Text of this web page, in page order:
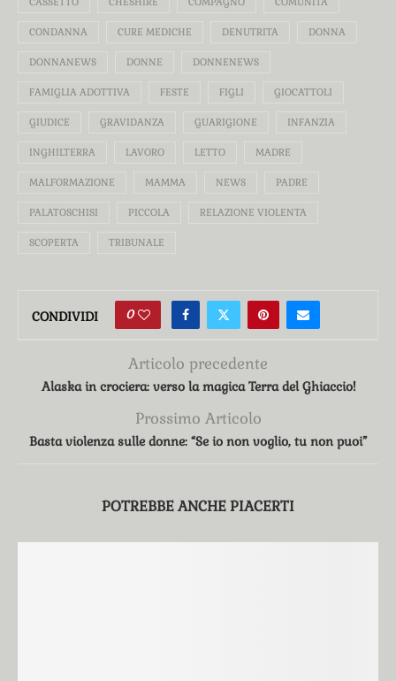
CONDANNA CURE MEDICHE DENUTRITA DONNA
DONNANEWS DONNE DONNENEWS
FAMIGLIA ADOTTIVA FESTE FIGLI GIOCATTOLI
GIUDICE GRAVIDANZA GUARIGIONE INFANZIA
INGHILTERRA LAVORO LETTO MADRE
MALFORMAZIONE MAMMA NEWS PADRE
PALATOSCHISI PICCOLA RELAZIONE VIOLENTA
SCOPERTA TRIBUNALE
CONDIVIDI 0
Articolo precedente
Alaska in crociera: verso la magica Terra del Ghiaccio!
Prossimo Articolo
Basta violenza sulle donne: “Se io non voglio, tu non puoi”
POTREBBE ANCHE PIACERTI